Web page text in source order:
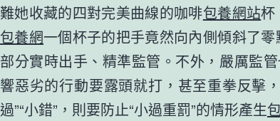
難她收藏的四對完美曲線的咖啡包養網站杯
包養網一個杯子的把手竟然向內側傾斜了
部分實時出手、精準監管。不外，嚴厲監
響惡劣的行動要露頭就打，甚至重拳反擊
過”“小錯”，則要防止“小過重罰”的情形產生